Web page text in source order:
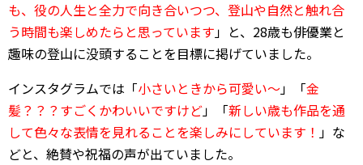
も、役の人生と全力で向き合いつつ、登山や自然と触れ合
う時間も楽しめたらと思っています」と、28歳も俳優業と
趣味の登山に没頭することを目標に掲げていました。
インスタグラムでは「小さいときから可愛い～」「金
髪？？？すごくかわいいですけど」「新しい歳も作品を通
して色々な表情を見れることを楽しみにしています！ 」な
どと、絶賛や祝福の声が出ていました。